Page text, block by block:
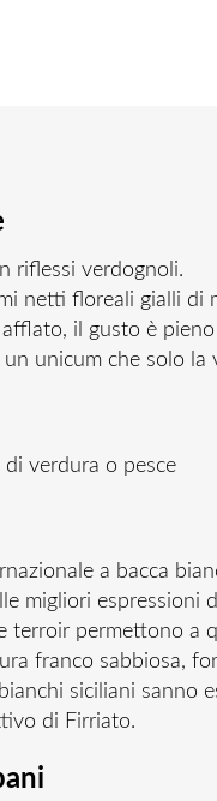
riflessi verdognoli.
netti floreali gialli
il gusto è
unicum che solo la
di verdura o pesce
a bacca
migliori espressioni
terroir permettono a
franco sabbiosa,
siciliani sanno
di Firriato.